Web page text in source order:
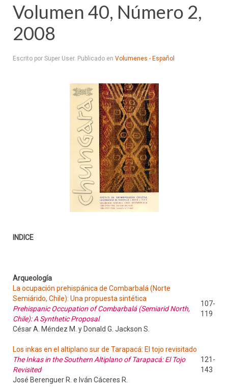
Volumen 40, Número 2,
2008
Escrito por Super User. Publicado en Volumenes - Español
INDICE
Arqueología
La ocupación prehispánica de Combarbalá (Norte
Semiárido, Chile): Una propuesta sintética
Prehispanic Occupation of Combarbalá (Semiarid North,
Chile): A Synthetic Proposal
107-
119
César A. Méndez M. y Donald G. Jackson S.
Los inkas en el altiplano sur de Tarapacá: El tojo revisitado
The Inkas in the Southern Altiplano of Tarapacá: El Tojo
Revisited
121-
143
José Berenguer R. e Iván Cáceres R.